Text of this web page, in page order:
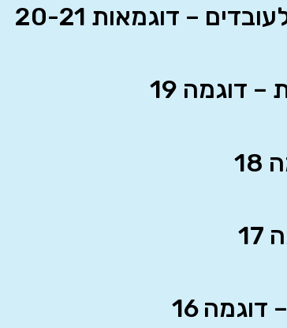
– דוגמאות 20-21
דוגמה 19
16